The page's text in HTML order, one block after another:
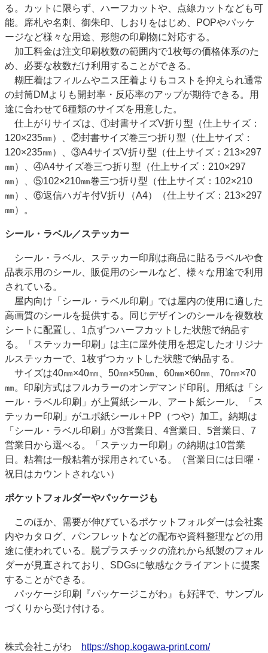
る。カットに限らず、ハーフカットや、点線カットなども可
能。席札や名刺、御朱印、しおりをはじめ、POPやパッケ
ージなど様々な用途、形態の印刷物に対応する。
加工料金は注文印刷枚数の範囲内で1枚毎の価格体系のた
め、必要な枚数だけ利用することができる。
糊圧着はフィルムやニス圧着よりもコストを抑えられ通常
の封筒DMよりも開封率・反応率のアップが期待できる。用
途に合わせて6種類のサイズを用意した。
仕上がりサイズは、①封書サイズV折り型（仕上サイズ：
120×235㎜）、②封書サイズ巻三つ折り型（仕上サイズ：
120×235㎜）、③A4サイズV折り型（仕上サイズ：213×297
㎜）、④A4サイズ巻三つ折り型（仕上サイズ：210×297
㎜）、⑤102×210㎜巻三つ折り型（仕上サイズ：102×210
㎜）、⑥返信ハガキ付V折り（A4）（仕上サイズ：213×297
㎜）。
シール・ラベル／ステッカー
シール・ラベル、ステッカー印刷は商品に貼るラベルや食
品表示用のシール、販促用のシールなど、様々な用途で利用
されている。
屋内向け「シール・ラベル印刷」では屋内の使用に適した
高画質のシールを提供する。同じデザインのシールを複数枚
シートに配置し、1点ずつハーフカットした状態で納品す
る。「ステッカー印刷」は主に屋外使用を想定したオリジナ
ルステッカーで、1枚ずつカットした状態で納品する。
サイズは40㎜×40㎜、50㎜×50㎜、60㎜×60㎜、70㎜×70
㎜。印刷方式はフルカラーのオンデマンド印刷。用紙は「シ
ール・ラベル印刷」が上質紙シール、アート紙シール、「ス
テッカー印刷」がユポ紙シール＋PP（つや）加工。納期は
「シール・ラベル印刷」が3営業日、4営業日、5営業日、7
営業日から選べる。「ステッカー印刷」の納期は10営業
日。粘着は一般粘着が採用されている。（営業日には日曜・
祝日はカウントされない）
ポケットフォルダーやパッケージも
このほか、需要が伸びているポケットフォルダーは会社案
内やカタログ、パンフレットなどの配布や資料整理などの用
途に使われている。脱プラスチックの流れから紙製のフォル
ダーが見直されており、SDGsに敏感なクライアントに提案
することができる。
パッケージ印刷『パッケージこがわ』も好評で、サンプル
づくりから受け付ける。
株式会社こがわ
https://shop.kogawa-print.com/